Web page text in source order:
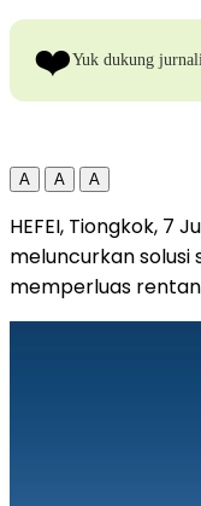
❤️Yuk dukung
A A A
HEFEI, Tiongkok,
meluncurkan solusi
memperluas